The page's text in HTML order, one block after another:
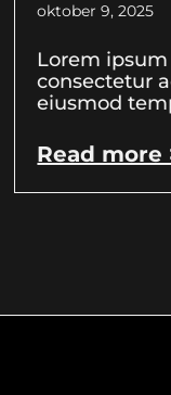
oktober 9, 2025
Lorem
consectetur
eiusmod
Read more